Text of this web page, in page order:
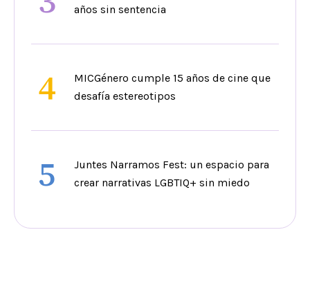
años sin sentencia
4
MICGénero cumple 15 años de cine que
desafía estereotipos
5
Juntes Narramos Fest: un espacio para
crear narrativas LGBTIQ+ sin miedo